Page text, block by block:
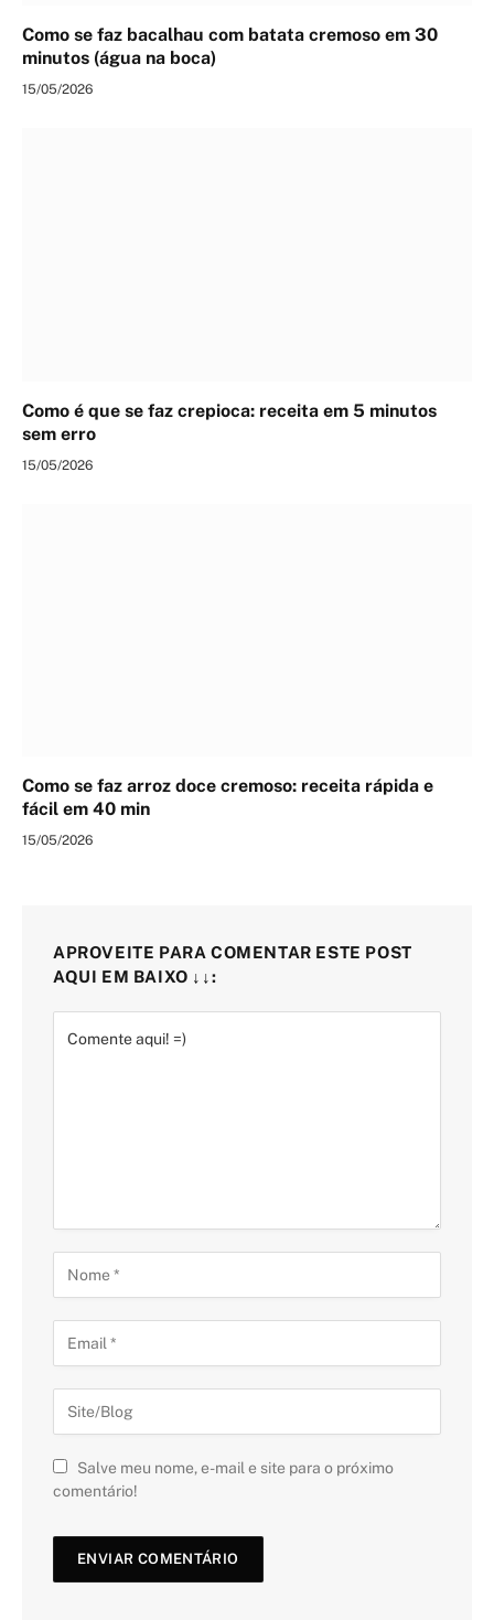
Como se faz bacalhau com batata cremoso em 30
minutos (água na boca)
15/05/2026
Como é que se faz crepioca: receita em 5 minutos
sem erro
15/05/2026
Como se faz arroz doce cremoso: receita rápida e
fácil em 40 min
15/05/2026
APROVEITE PARA COMENTAR ESTE POST
AQUI EM BAIXO ↓↓:
Salve meu nome, e-mail e site para o próximo
comentário!